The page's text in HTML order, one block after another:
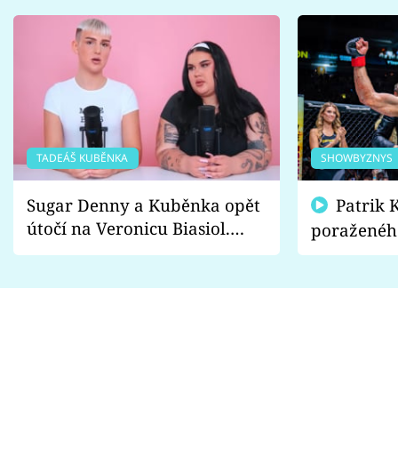
TADEÁŠ KUBĚNKA
Sugar Denny a Kuběnka opět
útočí na Veronicu Biasiol.
Proč je podle nich falešná a
SHOWBYZNYS
fanoušci